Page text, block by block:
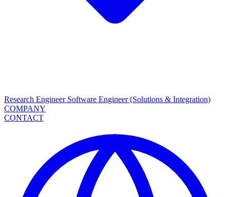
Research Engineer Software Engineer (Solutions & Integration)
COMPANY
CONTACT